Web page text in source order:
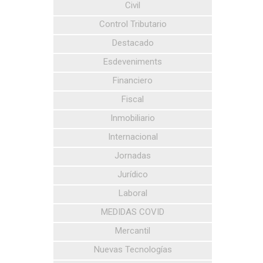
Civil
Control Tributario
Destacado
Esdeveniments
Financiero
Fiscal
Inmobiliario
Internacional
Jornadas
Jurídico
Laboral
MEDIDAS COVID
Mercantil
Nuevas Tecnologías